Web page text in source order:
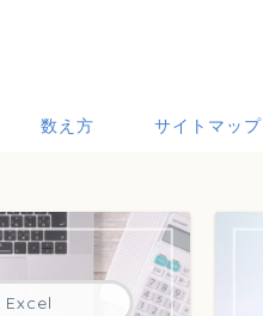
数え方 サイトマップ
Excel